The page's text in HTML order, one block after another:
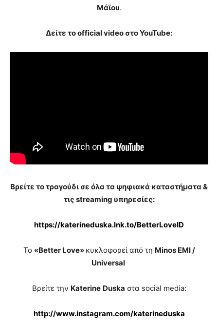
Μάϊου.
Δείτε τοofficial video στοYouTube:
Βρείτε το τραγούδι σε όλα τα ψηφιακά καταστήματα &
τις streaming υπηρεσίες:
https://katerineduska.lnk.to/BetterLoveID
Το «Better Love» κυκλοφορεί από τη Minos EMI/
Universal
Βρείτε την Katerine Duska στα social media:
http://www.instagram.com/katerineduska